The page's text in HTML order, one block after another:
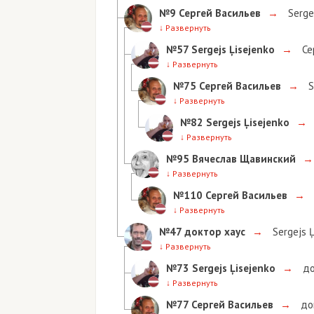
№9 Сергей Васильев →
↓ Развернуть
№57 Sergejs Ļisejenko →
↓ Развернуть
№75 Сергей Васильев →
↓ Развернуть
№82 Sergejs Ļisejenko →
↓ Развернуть
№95 Вячеслав Щавинский →
↓ Развернуть
№110 Сергей Васильев →
↓ Развернуть
№47 доктор хаус → Sergejs
↓ Развернуть
№73 Sergejs Ļisejenko →
↓ Развернуть
№77 Сергей Васильев →